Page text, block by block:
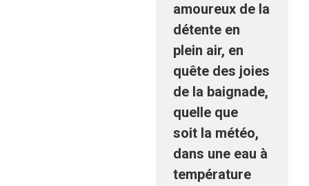
amoureux de la
détente en
plein air, en
quête des joies
de la baignade,
quelle que
soit la météo,
dans une eau à
température